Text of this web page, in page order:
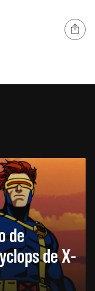
de
de X-